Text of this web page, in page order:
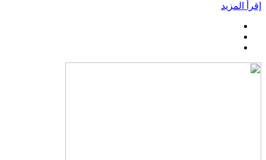
إقرأ المزيد